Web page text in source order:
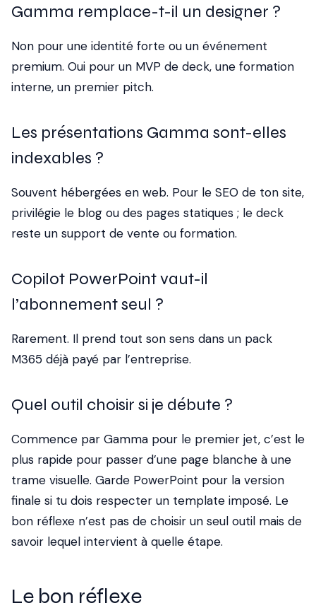
Gamma remplace-t-il un designer ?
Non pour une identité forte ou un événement
premium. Oui pour un MVP de deck, une formation
interne, un premier pitch.
Les présentations Gamma sont-elles
indexables ?
Souvent hébergées en web. Pour le SEO de ton site,
privilégie le blog ou des pages statiques ; le deck
reste un support de vente ou formation.
Copilot PowerPoint vaut-il
l’abonnement seul ?
Rarement. Il prend tout son sens dans un pack
M365 déjà payé par l’entreprise.
Quel outil choisir si je débute ?
Commence par Gamma pour le premier jet, c’est le
plus rapide pour passer d’une page blanche à une
trame visuelle. Garde PowerPoint pour la version
finale si tu dois respecter un template imposé. Le
bon réflexe n’est pas de choisir un seul outil mais de
savoir lequel intervient à quelle étape.
Le bon réflexe